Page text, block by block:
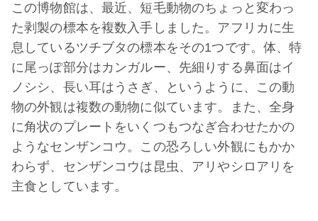
この博物館は、最近、短毛動物のちょっと変わっ
た剥製の標本を複数入手しました。アフリカに生
息しているツチブタの標本をその1つです。体、特
に尾っぽ部分はカンガルー、先細りする鼻面はイ
ノシシ、長い耳はうさぎ、というように、この動
物の外観は複数の動物に似ています。また、全身
に角状のプレートをいくつもつなぎ合わせたかの
ようなセンザンコウ。この恐ろしい外観にもかか
わらず、センザンコウは昆虫、アリやシロアリを
主食としています。